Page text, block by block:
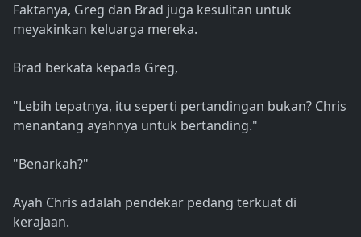
Faktanya, Greg dan Brad juga kesulitan untuk
meyakinkan keluarga mereka.
Brad berkata kepada Greg,
"Lebih tepatnya, itu seperti pertandingan bukan? Chris
menantang ayahnya untuk bertanding."
"Benarkah?"
Ayah Chris adalah pendekar pedang terkuat di
kerajaan.